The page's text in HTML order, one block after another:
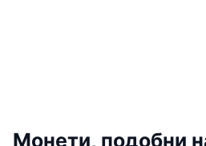
Монети, подобни